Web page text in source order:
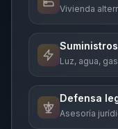
Vivienda
Suministros
Luz, agua, gas
Defensa
Asesoría